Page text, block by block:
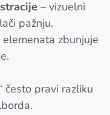
– vizuelni
pažnju.
zbunjuje
često pravi razliku